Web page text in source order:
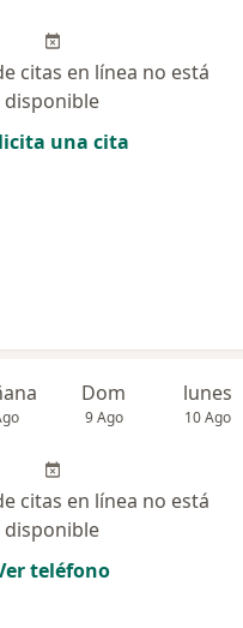
citas en línea no está
disponible
una cita
Dom
9 Ago
lunes
10 Ago
citas en línea no está
disponible
teléfono